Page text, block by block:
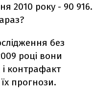
2010 року - 90 916.
без
році вони
контрафакт
їх прогнози.